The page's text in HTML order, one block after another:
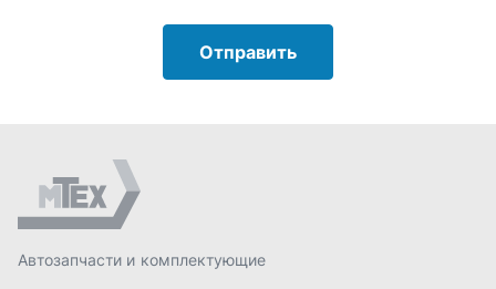
Масла и автохимия
Спецпредложения
Доставка и оплата